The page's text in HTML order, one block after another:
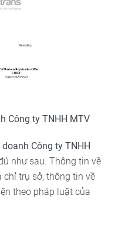
Công ty TNHH MTV
Công ty TNHH
như sau. Thông tin về
chỉ trụ sở, thông tin về
theo pháp luật của